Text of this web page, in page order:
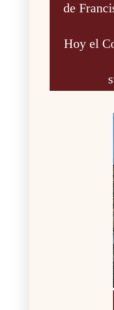
de
Hoy el